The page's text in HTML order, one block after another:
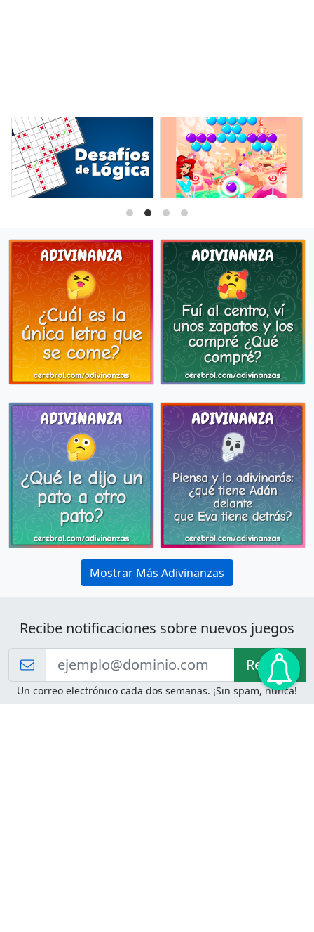
Mostrar Más Adivinanzas
Recibe notificaciones sobre nuevos juegos
Recibir!
Un correo electrónico cada dos semanas. ¡Sin spam, nunca!